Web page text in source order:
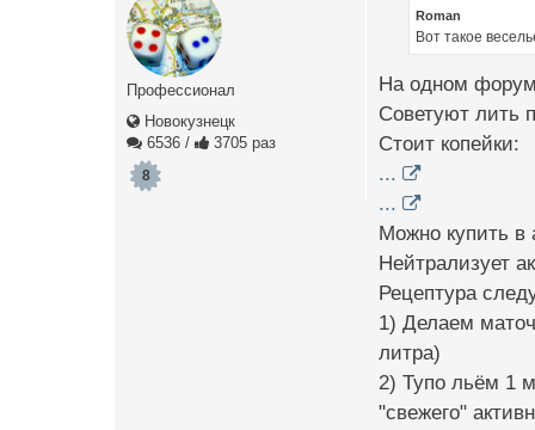
Профессионал
Новокузнецк
6536 / 3705 раз
8
Roman
Вот такое
На одном
Советуют лить
Стоит копейки:
...
...
Можно купить в
Нейтрализует
Рецептура
1) Делаем
литра)
2) Тупо льём 1
"свежего"